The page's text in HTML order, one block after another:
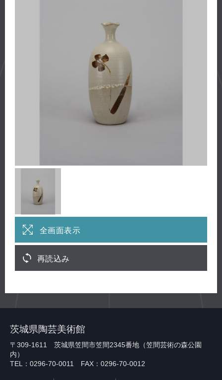
全画面表示
再読込み
茨城県陶芸美術館
〒309-1611 茨城県笠間市笠間2345番地（笠間芸術の森公園
内）
TEL：0296-70-0011 FAX：0296-70-0012